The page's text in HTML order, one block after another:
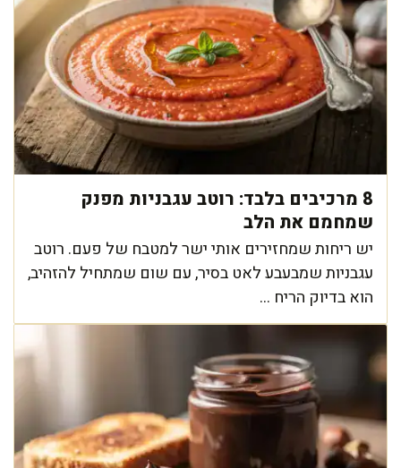
8 מרכיבים בלבד: רוטב עגבניות מפנק
שמחמם את הלב
יש ריחות שמחזירים אותי ישר למטבח של פעם. רוטב
עגבניות שמבעבע לאט בסיר, עם שום שמתחיל להזהיב,
הוא בדיוק הריח ...